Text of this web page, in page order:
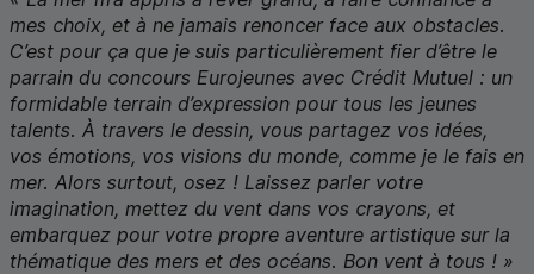
mes choix, et à ne jamais renoncer face aux obstacles.
C’est pour ça que je suis particulièrement fier d’être le
parrain du concours Eurojeunes avec Crédit Mutuel : un
formidable terrain d’expression pour tous les jeunes
talents. À travers le dessin, vous partagez vos idées,
vos émotions, vos visions du monde, comme je le fais en
mer. Alors surtout, osez ! Laissez parler votre
imagination, mettez du vent dans vos crayons, et
embarquez pour votre propre aventure artistique sur la
thématique des mers et des océans. Bon vent à tous ! »